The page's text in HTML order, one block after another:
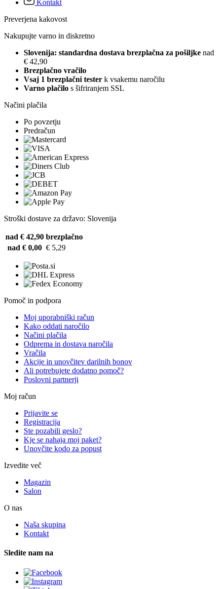
Kontakt
Preverjena kakovost
Nakupujte varno in diskretno
Slovenija: standardna dostava brezplačna za pošiljke nad
€ 42,90
Brezplačno vračilo
Vsaj 1 brezplačni tester k vsakemu naročilu
Varno plačilo s šifriranjem SSL
Načini plačila
Po povzetju
Predračun
Stroški dostave za državo: Slovenija
nad € 42,90 brezplačno
nad € 0,00 € 5,29
Pomoč in podpora
Moj uporabniški račun
Kako oddati naročilo
Načini plačila
Odprema in dostava naročila
Vračila
Akcije in unovčitev darilnih bonov
Ali potrebujete dodatno pomoč?
Poslovni partnerji
Moj račun
Prijavite se
Registracija
Ste pozabili geslo?
Kje se nahaja moj paket?
Unovčite kodo za popust
Izvedite več
Magazin
Salon
O nas
Naša skupina
Kontakt
Sledite nam na